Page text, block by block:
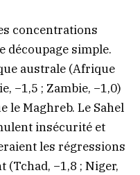
concentrations
découpage simple.
australe (Afrique
−1,5 ; Zambie, −1,0)
Maghreb. Le Sahel
insécurité et
les régressions
(Tchad, −1,8 ; Niger,